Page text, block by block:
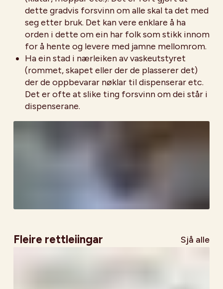
dette gradvis forsvinn om alle skal ta det med
seg etter bruk. Det kan vere enklare å ha
orden i dette om ein har folk som stikk innom
for å hente og levere med jamne mellomrom.
Ha ein stad i nærleiken av vaskeutstyret
(rommet, skapet eller der de plasserer det)
der de oppbevarar nøklar til dispenserar etc.
Det er ofte at slike ting forsvinn om dei står i
dispenserane.
Fleire rettleiingar Sjå alle